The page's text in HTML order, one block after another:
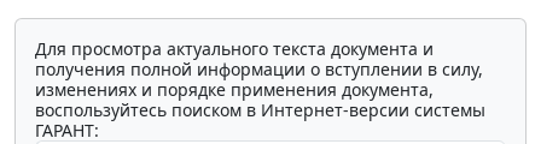
Для просмотра актуального текста документа и
получения полной информации о вступлении в силу,
изменениях и порядке применения документа,
воспользуйтесь поиском в Интернет-версии системы
ГАРАНТ: